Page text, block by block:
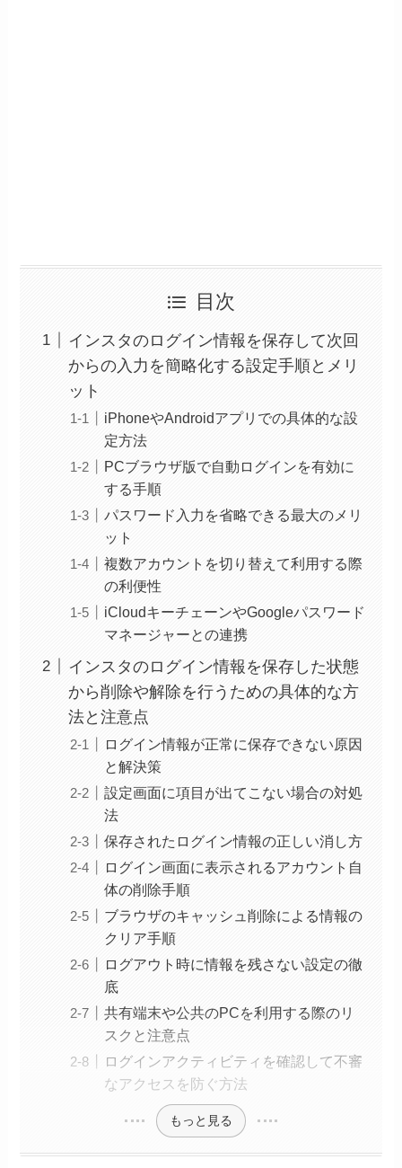
目次
インスタのログイン情報を保存して次回
からの入力を簡略化する設定手順とメリ
ット
iPhoneやAndroidアプリでの具体的な設
定方法
PCブラウザ版で自動ログインを有効に
する手順
パスワード入力を省略できる最大のメリ
ット
複数アカウントを切り替えて利用する際
の利便性
iCloudキーチェーンやGoogleパスワード
マネージャーとの連携
インスタのログイン情報を保存した状態
から削除や解除を行うための具体的な方
法と注意点
ログイン情報が正常に保存できない原因
と解決策
設定画面に項目が出てこない場合の対処
法
保存されたログイン情報の正しい消し方
ログイン画面に表示されるアカウント自
体の削除手順
ブラウザのキャッシュ削除による情報の
クリア手順
ログアウト時に情報を残さない設定の徹
底
共有端末や公共のPCを利用する際のリ
スクと注意点
ログインアクティビティを確認して不審
なアクセスを防ぐ方法
もっと見る